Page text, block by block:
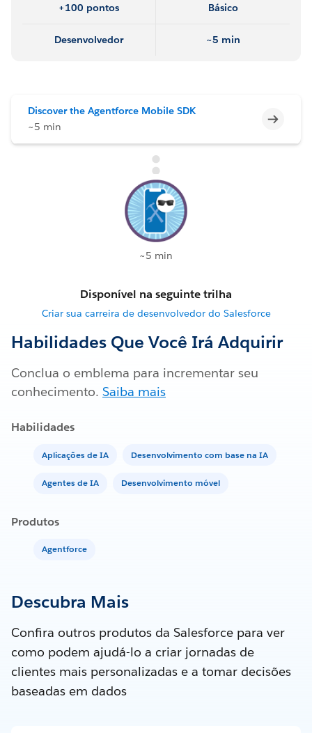
+100 pontos Básico
Desenvolvedor ~5 min
Discover the Agentforce Mobile SDK
~5 min
~5 min
Disponível na seguinte trilha
Criar sua carreira de desenvolvedor do Salesforce
Habilidades Que Você Irá Adquirir
Conclua o emblema para incrementar seu
conhecimento. Saiba mais
Habilidades
Aplicações de IA Desenvolvimento com base na IA
Agentes de IA Desenvolvimento móvel
Produtos
Agentforce
Descubra Mais
Confira outros produtos da Salesforce para ver
como podem ajudá-lo a criar jornadas de
clientes mais personalizadas e a tomar decisões
baseadas em dados